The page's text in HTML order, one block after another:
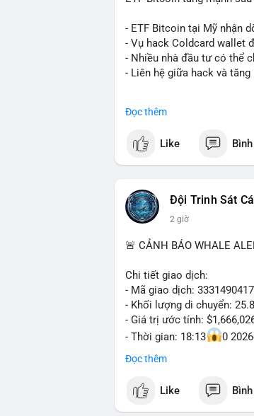
Ethereum.
lương bằng BTC.
#binancesquare
📰 Nguồn: Decrypt
- ETF Bitcoin tại Mỹ nhận
- Vụ hack Coldcard wallet
- Nhiều nhà đầu tư có thể
- Liên hệ giữa hack và
#vlikevn #titanbot
📰 Nguồn: Cointelegraph
Đọc thêm
Like
Đội Trinh Sát
2 giờ
🚨 CẢNH BÁO WHALE
Chi tiết giao dịch:
- Mã giao dịch:
- Khối lượng di chuyển:
- Giá trị ước tính:
- Thời gian: 18:13
0
Nhận định phân tích hành
Khối lượng 25.8 BTC trị
cho thấy dấu hiệu của
thể là bước khởi đầu cho
Đọc thêm
Like